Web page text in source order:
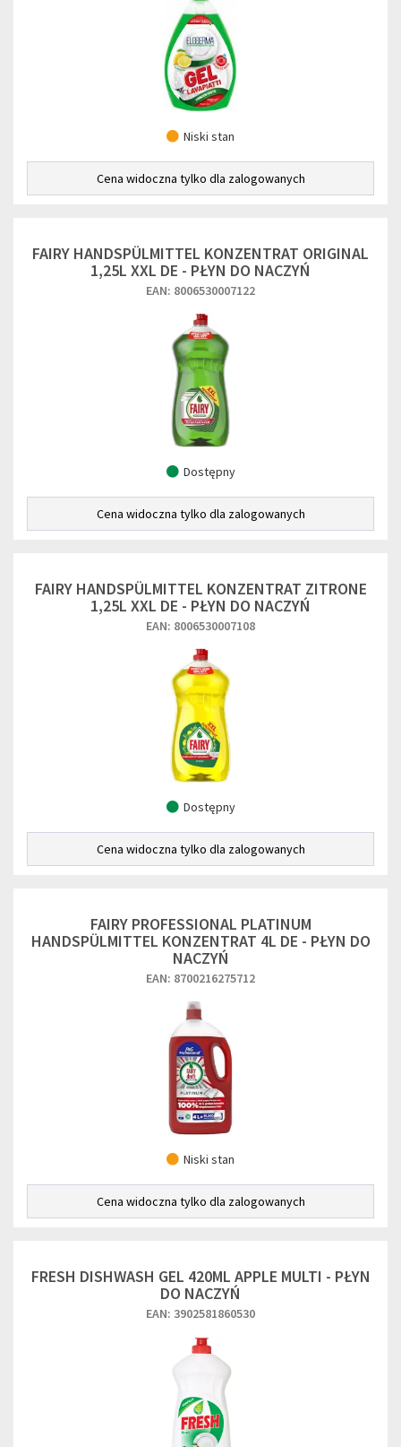
Niski stan
Cena widoczna tylko dla zalogowanych
FAIRY HANDSPÜLMITTEL KONZENTRAT ORIGINAL
1,25L XXL DE - PŁYN DO NACZYŃ
EAN: 8006530007122
Dostępny
Cena widoczna tylko dla zalogowanych
FAIRY HANDSPÜLMITTEL KONZENTRAT ZITRONE
1,25L XXL DE - PŁYN DO NACZYŃ
EAN: 8006530007108
Dostępny
Cena widoczna tylko dla zalogowanych
FAIRY PROFESSIONAL PLATINUM
HANDSPÜLMITTEL KONZENTRAT 4L DE - PŁYN DO
NACZYŃ
EAN: 8700216275712
Niski stan
Cena widoczna tylko dla zalogowanych
FRESH DISHWASH GEL 420ML APPLE MULTI - PŁYN
DO NACZYŃ
EAN: 3902581860530